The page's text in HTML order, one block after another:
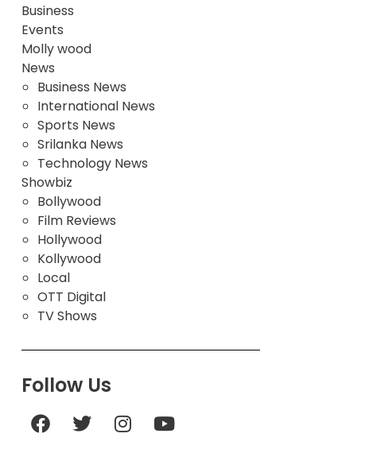
Business
Events
Molly wood
News
Business News
International News
Sports News
Srilanka News
Technology News
Showbiz
Bollywood
Film Reviews
Hollywood
Kollywood
Local
OTT Digital
TV Shows
Follow Us